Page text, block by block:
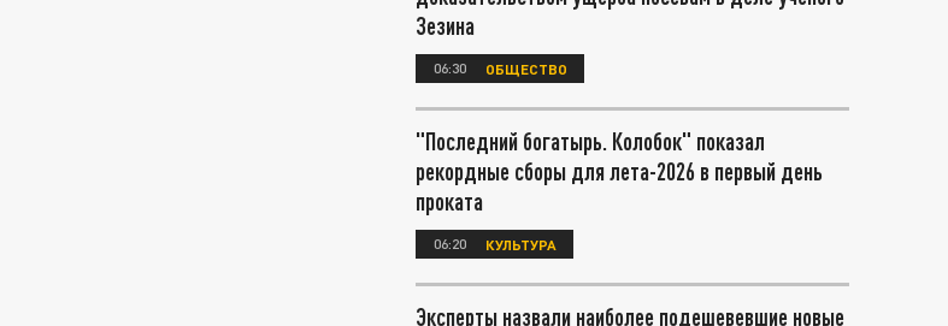
Зезина
06:30 ОБЩЕСТВО
"Последний богатырь. Колобок" показал
рекордные сборы для лета-2026 в первый день
проката
06:20 КУЛЬТУРА
Эксперты назвали наиболее подешевевшие новые